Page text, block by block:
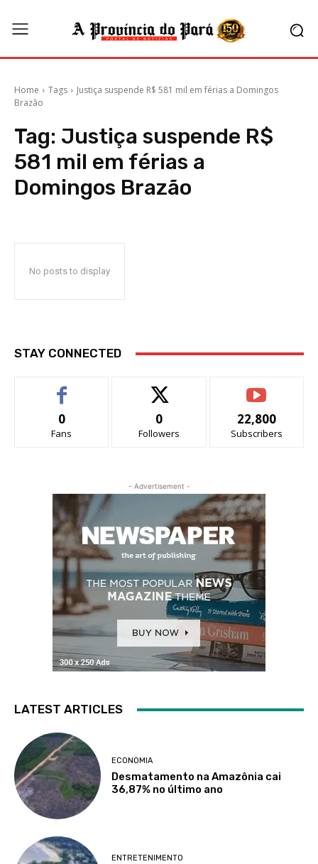
Home Tags
Justiça suspende R$ 581 mil em férias a Domingos
Brazão
Tag: Justiça suspende R$
581 mil em férias a
Domingos Brazão
No posts to display
STAY CONNECTED
0
Fans
0
Followers
22,800
Subscribers
- Advertisement -
LATEST ARTICLES
ECONOMIA
Desmatamento na Amazônia cai
36,87% no último ano
ENTRETENIMENTO